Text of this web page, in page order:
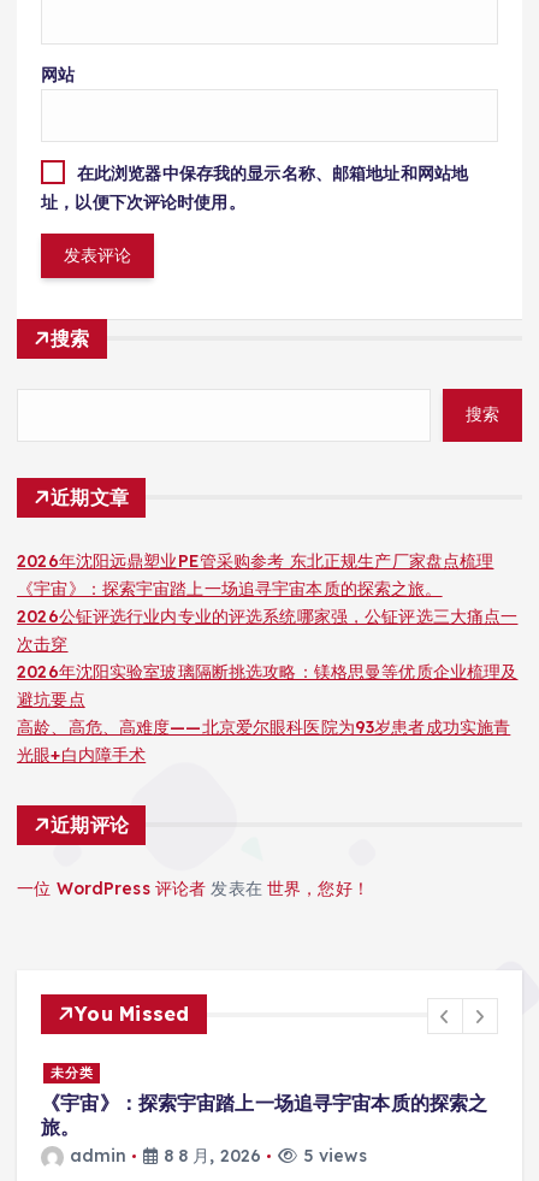
网站
在此浏览器中保存我的显示名称、邮箱地址和网站地
址，以便下次评论时使用。
搜索
搜索
近期文章
2026年沈阳远鼎塑业PE管采购参考 东北正规生产厂家盘点梳理
《宇宙》：探索宇宙踏上一场追寻宇宙本质的探索之旅。
2026公钲评选行业内专业的评选系统哪家强，公钲评选三大痛点一
次击穿
2026年沈阳实验室玻璃隔断挑选攻略：镁格思曼等优质企业梳理及
避坑要点
高龄、高危、高难度——北京爱尔眼科医院为93岁患者成功实施青
光眼+白内障手术
近期评论
一位 WordPress 评论者 发表在世界，您好！
You Missed
未分类
《宇宙》：探索宇宙踏上一场追寻宇宙本质的探索之
旅。
admin 8 8 月, 2026 5 views